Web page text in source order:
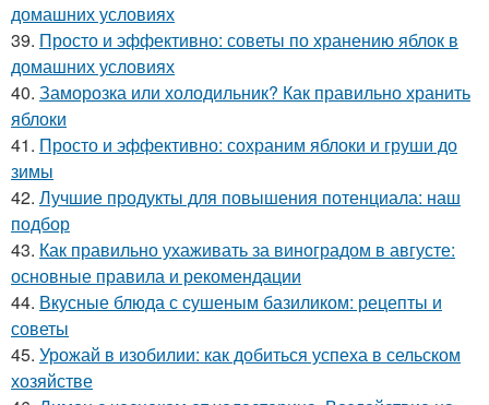
домашних условиях
39. Просто и эффективно: советы по хранению яблок в
домашних условиях
40. Заморозка или холодильник? Как правильно хранить
яблоки
41. Просто и эффективно: сохраним яблоки и груши до
зимы
42. Лучшие продукты для повышения потенциала: наш
подбор
43. Как правильно ухаживать за виноградом в августе:
основные правила и рекомендации
44. Вкусные блюда с сушеным базиликом: рецепты и
советы
45. Урожай в изобилии: как добиться успеха в сельском
хозяйстве